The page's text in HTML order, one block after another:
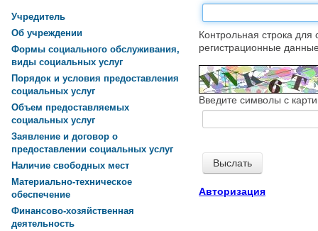
Контрольная строка
регистрационные
Введите символы с
Авторизация
Учредитель
Об учреждении
Формы социального обслуживания,
виды социальных услуг
Порядок и условия предоставления
социальных услуг
Объем предоставляемых
социальных услуг
Заявление и договор о
предоставлении социальных услуг
Наличие свободных мест
Материально-техническое
обеспечение
Финансово-хозяйственная
деятельность